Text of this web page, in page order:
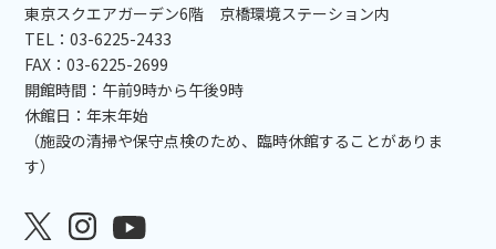
東京スクエアガーデン6階 京橋環境ステーション内
TEL：03-6225-2433
FAX：03-6225-2699
開館時間：午前9時から午後9時
休館日：年末年始
（施設の清掃や保守点検のため、臨時休館することがありま
す）